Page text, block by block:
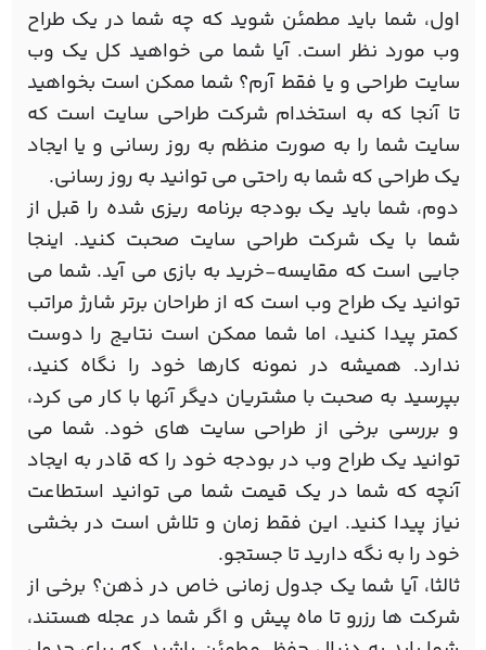
اول، شما باید مطمئن شوید که چه شما در یک طراح
وب مورد نظر است. آیا شما می خواهید کل یک وب
سایت طراحی و یا فقط آرم؟ شما ممکن است بخواهید
تا آنجا که به استخدام شرکت طراحی سایت است که
سایت شما را به صورت منظم به روز رسانی و یا ایجاد
یک طراحی که شما به راحتی می توانید به روز رسانی.
دوم، شما باید یک بودجه برنامه ریزی شده را قبل از
شما با یک شرکت طراحی سایت صحبت کنید. اینجا
جایی است که مقایسه-خرید به بازی می آید. شما می
توانید یک طراح وب است که از طراحان برتر شارژ مراتب
کمتر پیدا کنید، اما شما ممکن است نتایج را دوست
ندارد. همیشه در نمونه کارها خود را نگاه کنید،
بپرسید به صحبت با مشتریان دیگر آنها با کار می کرد،
و بررسی برخی از طراحی سایت های خود. شما می
توانید یک طراح وب در بودجه خود را که قادر به ایجاد
آنچه که شما در یک قیمت شما می توانید استطاعت
نیاز پیدا کنید. این فقط زمان و تلاش است در بخشی
خود را به نگه دارید تا جستجو.
ثالثا، آیا شما یک جدول زمانی خاص در ذهن؟ برخی از
شرکت ها رزرو تا ماه پیش و اگر شما در عجله هستند،